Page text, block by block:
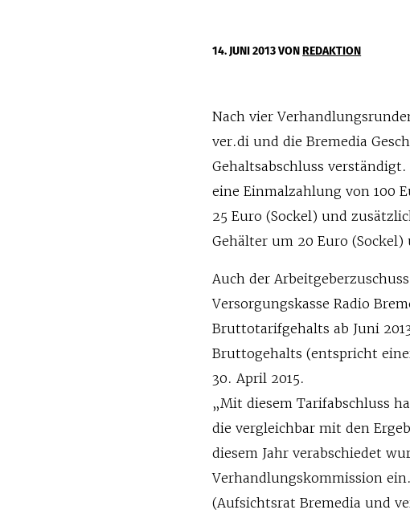
14. JUNI 2013VON REDAKTION
Nach vier
ver.di und die Bremedia
Gehaltsabschluss
eine Einmalzahlung von 100
25 Euro (Sockel) und
Gehälter um 20 Euro
Auch der
Versorgungskasse Radio
Bruttotarifgehalts ab Juni
Bruttogehalts (entspricht
30. April 2015.
„Mit diesem Tarifabschluss
die vergleichbar mit den
diesem Jahr verabschiedet
Verhandlungskommission
(Aufsichtsrat Bremedia und